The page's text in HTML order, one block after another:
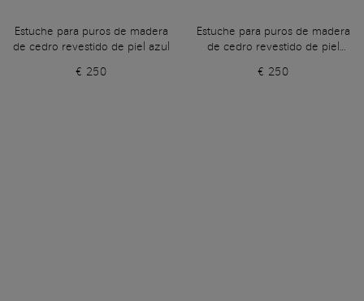
Estuche para puros de madera
de cedro revestido de piel azul
€ 250
Estuche para puros de madera
de cedro revestido de piel
€ 250